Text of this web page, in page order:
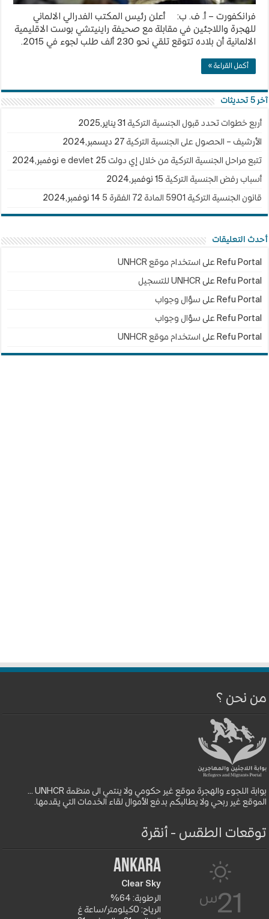
فرانكفورت – أ. ف. ب: أعلن رئيس المكتب الفدرالي الالماني
للهجرة واللاجئين في مقابلة مع صحيفة راينيتشي بوست الاقليمية
الالمانية أن بلاده تتوقع تلقي نحو 230 ألف طلب لجوء في 2015.
أكمل القراءة »
آخر 5 تحديثات
أربع خطوات تحدد قبول الجنسية التركية 31 يناير,2025
الأرشيف – الحصول على الجنسية التركية 27 ديسمبر,2024
تتبع مراحل الجنسية التركية من خلال إي دولت e devlet 25 نوفمبر,2024
أسباب رفض الجنسية التركية 15 نوفمبر,2024
قانون الجنسية التركية 5901 المادة 72 الفقرة 5 14 نوفمبر,2024
أحدث التعليقات
Refu Portal على استخدام موقع UNHCR
Refu Portal علىUNHCR للتسجيل
Refu Portal على سؤال وجواب
Refu Portal على سؤال وجواب
Refu Portal على استخدام موقع UNHCR
من نحن ؟
بوابة اللجوء والهجرة موقع غير حكومي ولا ينتمي الى منظمة UNHCR ...
الموقع غير ربحي ولا يطالبكم بدفع الأموال لقاء الخدمات التي يقدمها.
توقعات الطقس - أنقرة
21س
Ankara
Clear Sky
الرطوبة: 64%
الرياح: 0كيلومتر/ساعة غ